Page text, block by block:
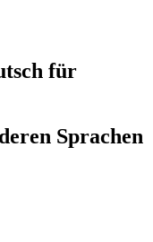
für
Sprachen